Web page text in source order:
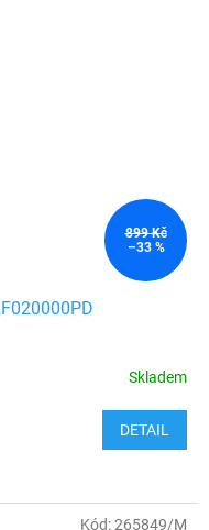
899 Kč
–33 %
Skladem
DETAIL
Kód:265849/M